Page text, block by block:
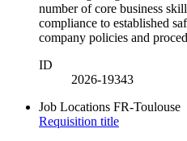
number of core business
compliance to established
company policies and
ID
2026-19343
Job Locations FR-Toulouse
Requisition title